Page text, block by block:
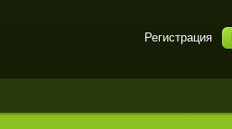
Регистрация